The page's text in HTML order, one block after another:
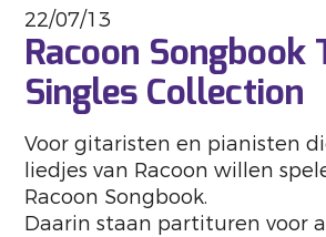
22/07/13
Racoon Songbook
Singles Collection
Voor gitaristen en pianisten
liedjes van Racoon willen
Racoon Songbook.
Daarin staan partituren voor